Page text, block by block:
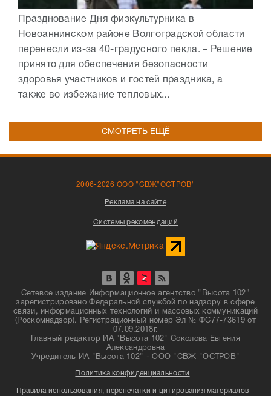
Празднование Дня физкультурника в
Новоаннинском районе Волгоградской области
перенесли из-за 40-градусного пекла. – Решение
принято для обеспечения безопасности
здоровья участников и гостей праздника, а
также во избежание тепловых...
СМОТРЕТЬ ЕЩЁ
2006-2026 ООО "СВЖ"ОСТРОВ"
Реклама на сайте
Системы рекомендаций
Сетевое издание Информационное агентство "Высота 102"
зарегистрировано Федеральной службой по надзору в сфере
связи, информационных технологий и массовых коммуникаций
(Роскомнадзор). Регистрационный номер Эл № ФС77-73619 от
07.09.2018г.
Главный редактор ИА "Высота 102" Соколова Евгения
Александровна
Учредитель ИА "Высота 102" - ООО "СВЖ "ОСТРОВ"
Политика конфиденциальности
Правила использования, перепечатки и цитирования материалов